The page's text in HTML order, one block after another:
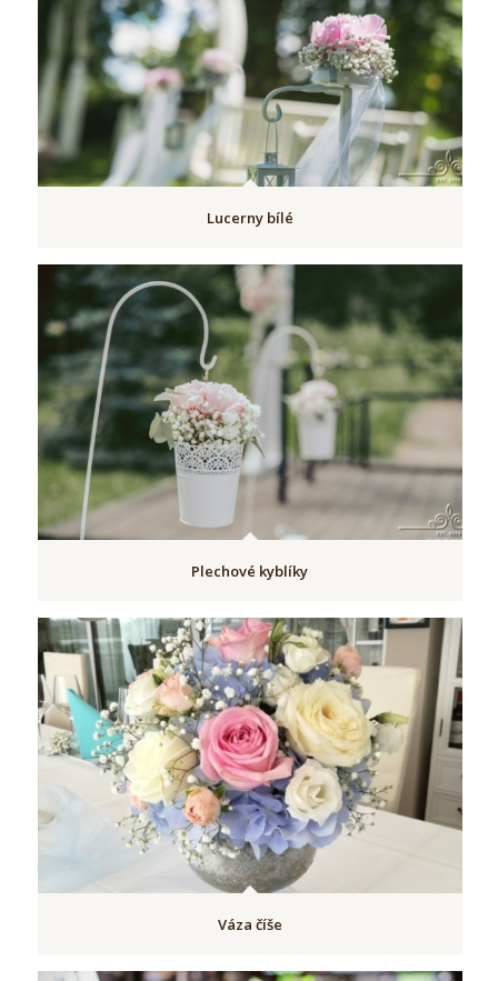
Lucerny bílé
Plechové kyblíky
Váza číše